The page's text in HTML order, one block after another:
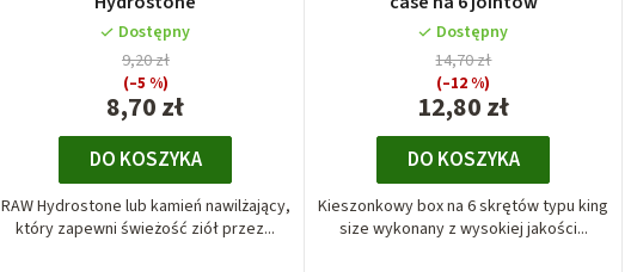
Dostępny
8,70 zł
9,20 zł
(–5 %)
DO KOSZYKA
RAW Hydrostone lub kamień nawilżający,
który zapewni świeżość ziół przez...
Dostępny
12,80 zł
14,70 zł
(–12 %)
DO KOSZYKA
Kieszonkowy box na 6 skrętów typu king
size wykonany z wysokiej jakości...